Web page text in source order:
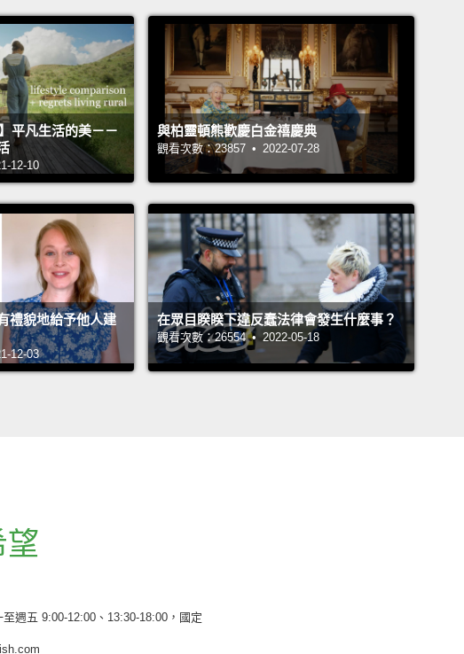
平凡生活的美－－
12-10
與柏靈頓熊歡慶白金禧慶典
觀看次數：23857 • 2022-07-28
禮貌地給予他人建
12-03
在眾目睽睽下違反蠢法律會發生什麼事？
觀看次數：26554 • 2022-05-18
望
至週五 9:00-12:00、13:30-18:00，國定